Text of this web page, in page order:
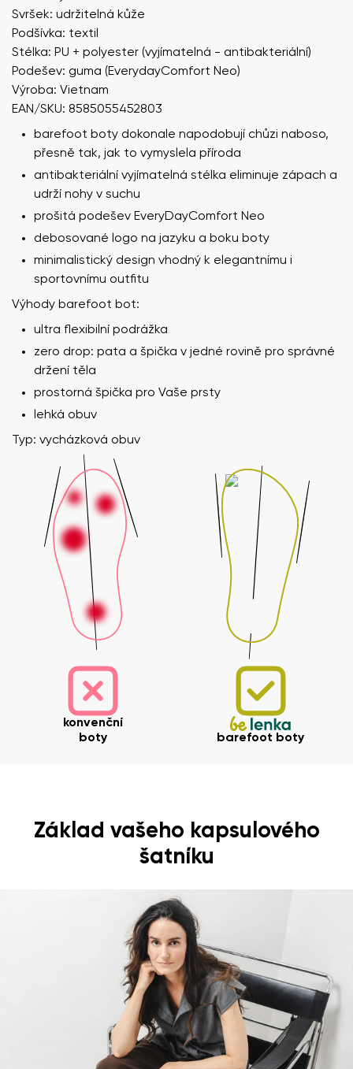
Svršek: udržitelná kůže
Podšívka: textil
Stélka: PU + polyester (vyjímatelná - antibakteriální)
Podešev: guma (EverydayComfort Neo)
Výroba: Vietnam
EAN/SKU: 8585055452803
barefoot boty dokonale napodobují chůzi naboso,
přesně tak, jak to vymyslela příroda
antibakteriální vyjímatelná stélka eliminuje zápach a
udrží nohy v suchu
prošitá podešev EveryDayComfort Neo
debosované logo na jazyku a boku boty
minimalistický design vhodný k elegantnímu i
sportovnímu outfitu
Výhody barefoot bot:
ultra flexibilní podrážka
zero drop: pata a špička v jedné rovině pro správné
držení těla
prostorná špička pro Vaše prsty
lehká obuv
Typ: vycházková obuv
konvenční
boty
barefoot boty
Základ vašeho kapsulového
šatníku